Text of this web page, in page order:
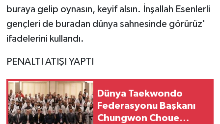
buraya gelip oynasın, keyif alsın. İnşallah Esenlerli
gençleri de buradan dünya sahnesinde görürüz'
ifadelerini kullandı.
PENALTI ATIŞI YAPTI
Dünya Taekwondo
Federasyonu Başkanı
Chungwon Choue